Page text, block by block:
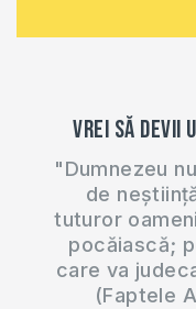
Vrei să devii
"Dumnezeu
de
tuturor
pocăiască;
care va
(Faptele